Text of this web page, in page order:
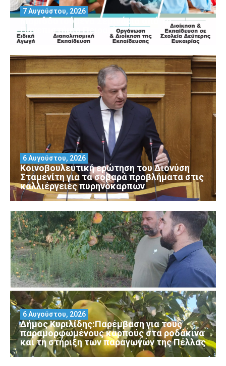
Μοριοδοτούμενα Σεμινάρια από το
Πανεπιστήμιο Πειραιά
7 Αυγούστου, 2026
Κοινοβουλευτική ερώτηση του Διονύση
Σταμενίτη για τα σοβαρά προβλήματα στις
καλλιέργειες πυρηνόκαρπων
6 Αυγούστου, 2026
Δήμος Κυριλίδης:Παρέμβαση για τους
παραμορφωμένους καρπούς στα ροδάκινα
και τη στήριξη των παραγωγών της Πέλλας
6 Αυγούστου, 2026